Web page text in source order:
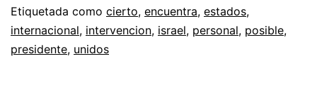
Etiquetada como cierto, encuentra, estados,
internacional, intervencion, israel, personal, posible,
presidente, unidos